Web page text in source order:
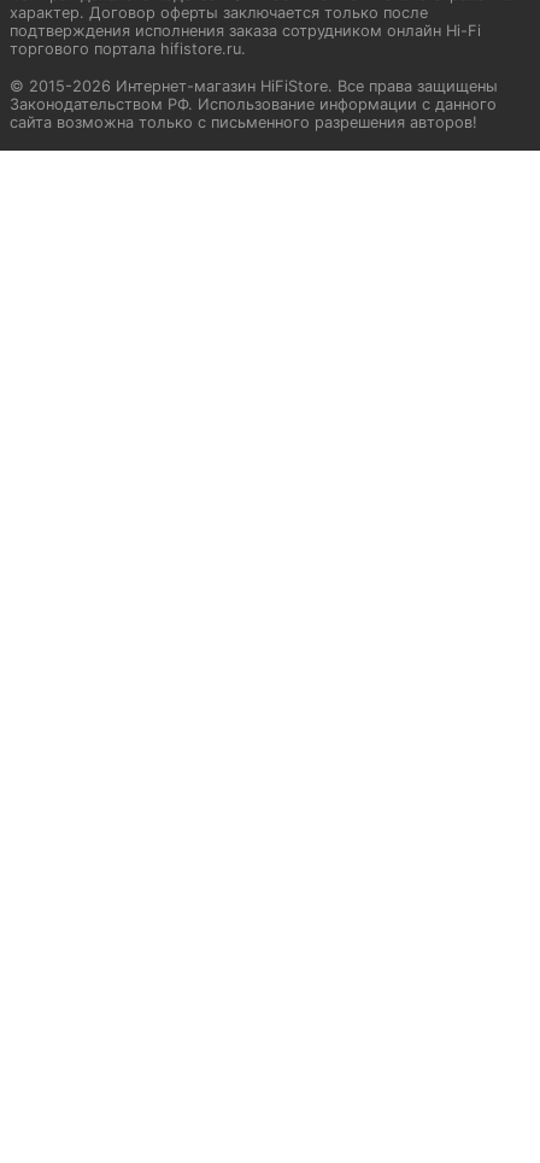
характер. Договор оферты заключается только после
подтверждения исполнения заказа сотрудником онлайн Hi-Fi
торгового портала hifistore.ru.
© 2015-2026 Интернет-магазин HiFiStore. Все права защищены
Законодательством РФ. Использование информации с данного
сайта возможна только с письменного разрешения авторов!